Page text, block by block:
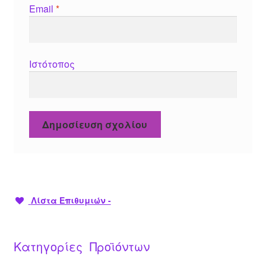
Email *
Ιστότοπος
Λίστα Επιθυμιών -
Κατηγορίες Προϊόντων